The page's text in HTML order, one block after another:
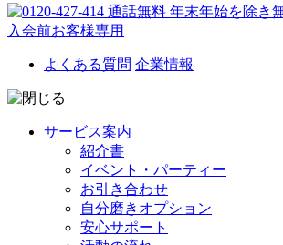
よくある質問 企業情報
サービス案内
紹介書
イベント・パーティー
お引き合わせ
自分磨きオプション
安心サポート